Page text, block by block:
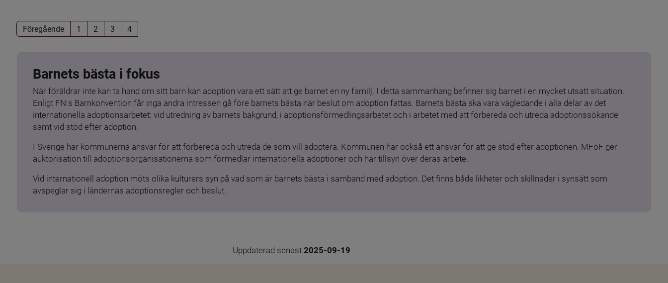
Föregående 1 2 3 4
Barnets bästa i fokus
När föräldrar inte kan ta hand om sitt barn kan adoption vara ett sätt att ge barnet en ny familj. I detta sammanhang befinner sig barnet i en mycket utsatt situation.
Enligt FN:s Barnkonvention får inga andra intressen gå före barnets bästa när beslut om adoption fattas. Barnets bästa ska vara vägledande i alla delar av det
internationella adoptionsarbetet: vid utredning av barnets bakgrund, i adoptionsförmedlingsarbetet och i arbetet med att förbereda och utreda adoptionssökande
samt vid stöd efter adoption.
I Sverige har kommunerna ansvar för att förbereda och utreda de som vill adoptera. Kommunen har också ett ansvar för att ge stöd efter adoptionen. MFoF ger
auktorisation till adoptionsorganisationerna som förmedlar internationella adoptioner och har tillsyn över deras arbete.
Vid internationell adoption möts olika kulturers syn på vad som är barnets bästa i samband med adoption. Det finns både likheter och skillnader i synsätt som
avspeglar sig i ländernas adoptionsregler och beslut.
Uppdaterad senast 2025-09-19